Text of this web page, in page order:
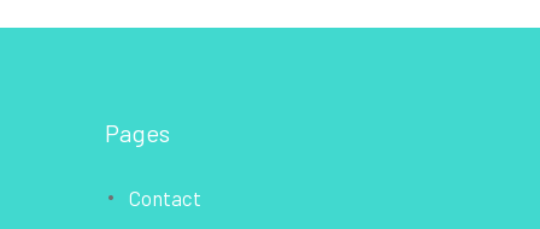
Pages
Contact